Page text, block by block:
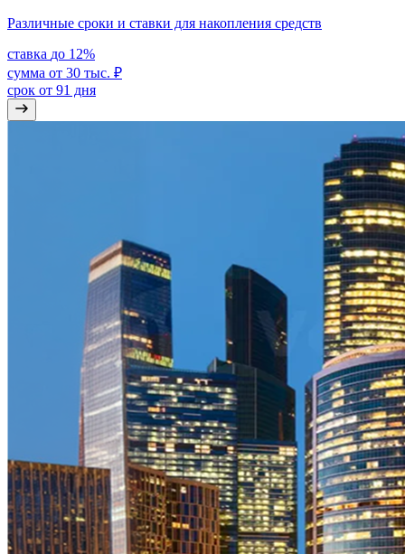
Различные сроки и ставки для накопления средств
cтавка до 12%
сумма от 30 тыс. ₽
срок от 91 дня